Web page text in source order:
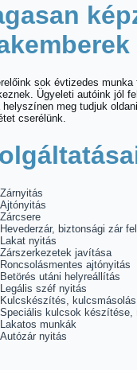
sok évtizedes munka
Ügyeleti autóink jól
helyszínen meg tudjuk
cserélünk.
Zárnyitás
Ajtónyitás
Zárcsere
Hevederzár, biztonsági zár
Lakat nyitás
Zárszerkezetek javítása
Roncsolásmentes ajtónyitás
Betörés utáni helyreállítás
Legális széf nyitás
Kulcskészítés, kulcsmásolás
Speciális kulcsok készítése,
Lakatos munkák
Autózár nyitás